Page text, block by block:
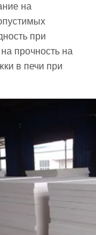
на
при
прочность на
в печи при